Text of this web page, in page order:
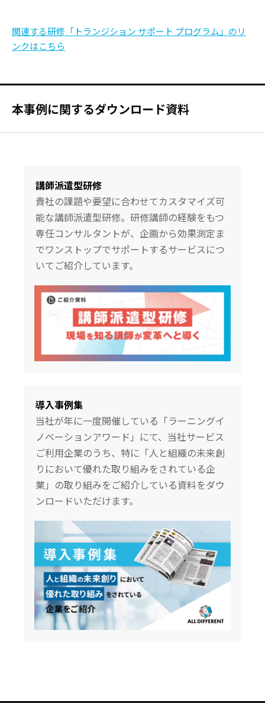
関連する研修「トランジション サポート プログラム」のリ
ンクはこちら
本事例に関するダウンロード資料
講師派遣型研修
貴社の課題や要望に合わせてカスタマイズ可
能な講師派遣型研修。研修講師の経験をもつ
専任コンサルタントが、企画から効果測定ま
でワンストップでサポートするサービスにつ
いてご紹介しています。
導入事例集
当社が年に一度開催している「ラーニングイ
ノベーションアワード」にて、当社サービス
ご利用企業のうち、特に「人と組織の未来創
りにおいて優れた取り組みをされている企
業」の取り組みをご紹介している資料をダウ
ンロードいただけます。